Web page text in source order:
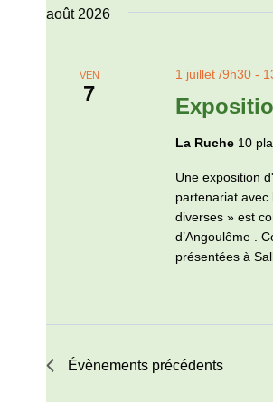
vues
mot-
août 2026
VEN
7
1 juillet /9h30 -
La Ruche 10
Une exposition
partenariat avec
diverses » est
d’Angoulême .
présentées à
Évènements précédents